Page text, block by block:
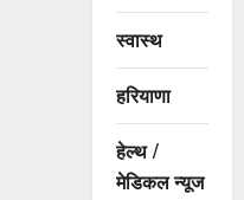
स्वास्थ
हरियाणा
हेल्थ /
मेडिकल न्यूज